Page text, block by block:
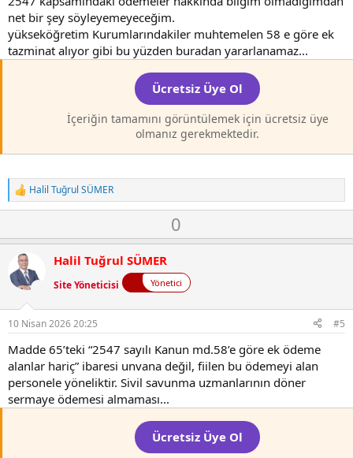
net bir şey söyleyemeyeceğim.
yükseköğretim Kurumlarındakiler muhtemelen 58 e göre ek
tazminat alıyor gibi bu yüzden buradan yararlanamaz...
Ücretsiz Üye Ol
İçeriğin tamamını görüntülemek için ücretsiz üye
olmanız gerekmektedir.
T
e
i
e
r
Halil Tuğrul SÜMER
O
y
l
a
0
o
o
t
e
Halil Tuğrul SÜMER
Site Yöneticisi Yönetici
10 Nisan 2026 20:25 #5
Madde 65’teki “2547 sayılı Kanun md.58’e göre ek ödeme
alanlar hariç” ibaresi unvana değil, fiilen bu ödemeyi alan
personele yöneliktir. Sivil savunma uzmanlarının döner
sermaye ödemesi almaması...
Ücretsiz Üye Ol